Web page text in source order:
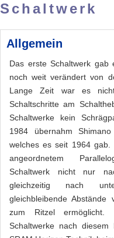
Schaltwerk
Allgemein
Das erste Schaltwerk
noch weit verändert von
Lange Zeit war es
Schaltschritte am
Schaltwerke kein
1984 übernahm
welches es seit 1964 gab.
angeordnetem
Schaltwerk nicht nur
gleichzeitig nach
gleichbleibende
zum Ritzel
Schaltwerke nach